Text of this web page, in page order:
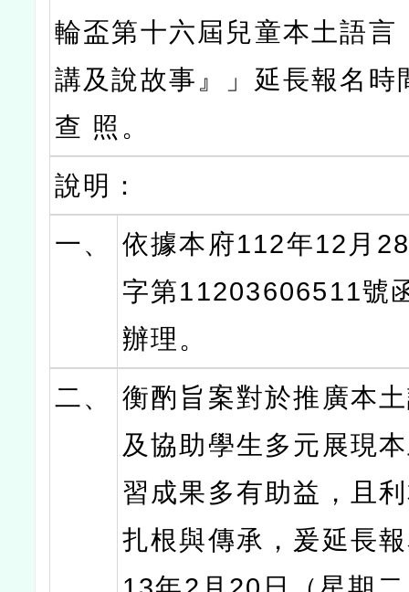
輪盃第十六屆兒童本土語言
講及說故事』」延長報名時
查 照。
說明：
一、
依據本府112年12月
字第11203606511號
辦理。
二、
衡酌旨案對於推廣本
及協助學生多元展現
習成果多有助益，且
扎根與傳承，爰延長